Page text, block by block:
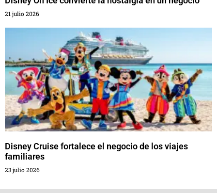
21 julio 2026
Disney Cruise fortalece el negocio de los viajes
familiares
23 julio 2026